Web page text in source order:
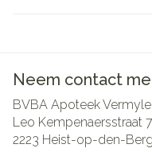
Neem contact
BVBA Apoteek
Leo Kempenaersstraat 7
2223 Heist-op-den-